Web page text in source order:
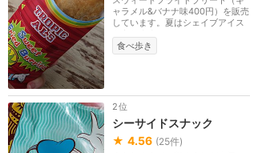
ャラメル&バナナ味400円）を販売
しています。夏はシェイブアイス
食べ歩き
2位
シーサイドスナック
★ 4.56 (25件)